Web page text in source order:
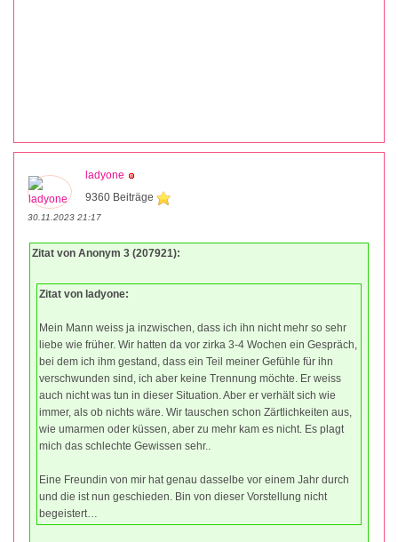
ladyone
9360 Beiträge
30.11.2023 21:17
Zitat von Anonym 3 (207921):
Zitat von ladyone:
Mein Mann weiss ja inzwischen, dass ich ihn nicht mehr so sehr
liebe wie früher. Wir hatten da vor zirka 3-4 Wochen ein Gespräch,
bei dem ich ihm gestand, dass ein Teil meiner Gefühle für ihn
verschwunden sind, ich aber keine Trennung möchte. Er weiss
auch nicht was tun in dieser Situation. Aber er verhält sich wie
immer, als ob nichts wäre. Wir tauschen schon Zärtlichkeiten aus,
wie umarmen oder küssen, aber zu mehr kam es nicht. Es plagt
mich das schlechte Gewissen sehr..
Eine Freundin von mir hat genau dasselbe vor einem Jahr durch
und die ist nun geschieden. Bin von dieser Vorstellung nicht
begeistert…